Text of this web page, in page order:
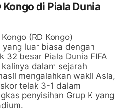
Kongo di Piala Dunia
(RD Kongo)
luar biasa dengan
32 besar Piala Dunia FIFA
dalam sejarah
mengalahkan wakil Asia,
telak 3-1 dalam
penyisihan Grup K yang